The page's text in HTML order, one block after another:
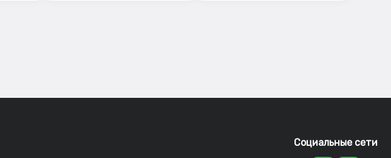
Социальные сети